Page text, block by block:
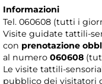
Informazioni
Tel. 060608 (tutti i
Visite guidate tattili-
con prenotazione
al numero 060608
Le visite tattili-
pubblico dei visitatori